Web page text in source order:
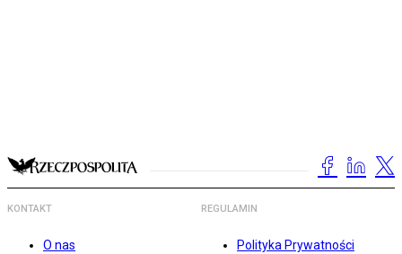
KONTAKT
O nas
REGULAMIN
Polityka Prywatności